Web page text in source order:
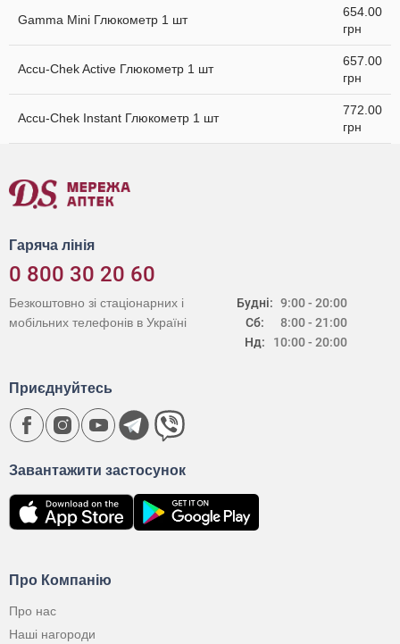
Gamma Mini Глюкометр 1 шт
654.00
грн
Accu-Chek Active Глюкометр 1 шт
657.00
грн
Accu-Chek Instant Глюкометр 1 шт
772.00
грн
Гаряча лінія
0 800 30 20 60
Будні:
Сб:
Нд:
9:00 - 20:00
8:00 - 21:00
10:00 - 20:00
Безкоштовно зі стаціонарних і
мобільних телефонів в Україні
Про Компанію
Про нас
Наші нагороди
Завантажити застосунок
Приєднуйтесь